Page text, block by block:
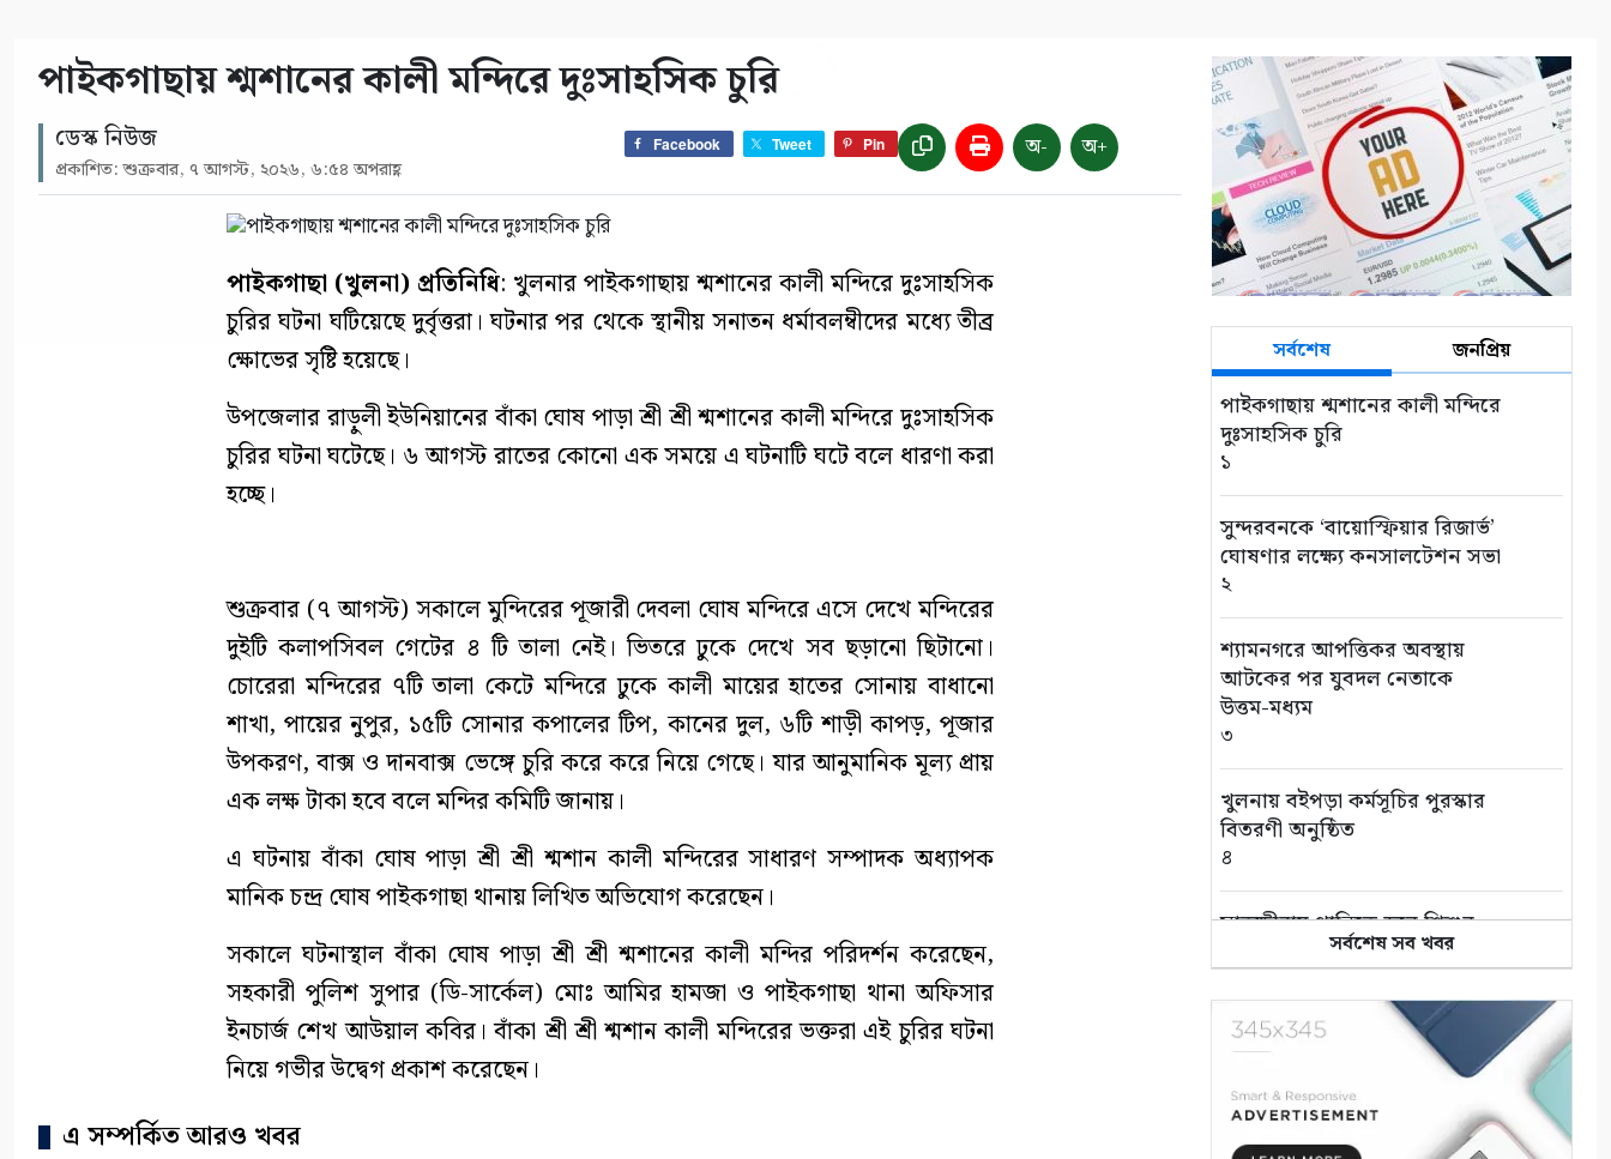
পাইকগাছায় শ্মশানের কালী মন্দিরে দুঃসাহসিক চুরি
ডেস্ক নিউজ
প্রকাশিত: শুক্রবার, ৭ আগস্ট, ২০২৬, ৬:৫৪ অপরাহ্ণ
Facebook Tweet Pin অ- অ+
পাইকগাছা (খুলনা) প্রতিনিধি: খুলনার পাইকগাছায় শ্মশানের কালী মন্দিরে দুঃসাহসিক
চুরির ঘটনা ঘটিয়েছে দুর্বৃত্তরা। ঘটনার পর থেকে স্থানীয় সনাতন ধর্মাবলম্বীদের মধ্যে তীব্র
ক্ষোভের সৃষ্টি হয়েছে।
উপজেলার রাড়ুলী ইউনিয়ানের বাঁকা ঘোষ পাড়া শ্রী শ্রী শ্মশানের কালী মন্দিরে দুঃসাহসিক
চুরির ঘটনা ঘটেছে। ৬ আগস্ট রাতের কোনো এক সময়ে এ ঘটনাটি ঘটে বলে ধারণা করা
হচ্ছে।
শুক্রবার (৭ আগস্ট) সকালে মুন্দিরের পূজারী দেবলা ঘোষ মন্দিরে এসে দেখে মন্দিরের
দুইটি কলাপসিবল গেটের ৪ টি তালা নেই। ভিতরে ঢুকে দেখে সব ছড়ানো ছিটানো।
চোরেরা মন্দিরের ৭টি তালা কেটে মন্দিরে ঢুকে কালী মায়ের হাতের সোনায় বাধানো
শাখা, পায়ের নুপুর, ১৫টি সোনার কপালের টিপ, কানের দুল, ৬টি শাড়ী কাপড়, পূজার
উপকরণ, বাক্স ও দানবাক্স ভেঙ্গে চুরি করে করে নিয়ে গেছে। যার আনুমানিক মূল্য প্রায়
এক লক্ষ টাকা হবে বলে মন্দির কমিটি জানায়।
এ ঘটনায় বাঁকা ঘোষ পাড়া শ্রী শ্রী শ্মশান কালী মন্দিরের সাধারণ সম্পাদক অধ্যাপক
মানিক চন্দ্র ঘোষ পাইকগাছা থানায় লিখিত অভিযোগ করেছেন।
সকালে ঘটনাস্থাল বাঁকা ঘোষ পাড়া শ্রী শ্রী শ্মশানের কালী মন্দির পরিদর্শন করেছেন,
সহকারী পুলিশ সুপার (ডি-সার্কেল) মোঃ আমির হামজা ও পাইকগাছা থানা অফিসার
ইনচার্জ শেখ আউয়াল কবির। বাঁকা শ্রী শ্রী শ্মশান কালী মন্দিরের ভক্তরা এই চুরির ঘটনা
নিয়ে গভীর উদ্বেগ প্রকাশ করেছেন।
এ সম্পর্কিত আরও খবর
সর্বশেষ জনপ্রিয়
পাইকগাছায় শ্মশানের কালী মন্দিরে
দুঃসাহসিক চুরি
১
সুন্দরবনকে ‘বায়োস্ফিয়ার রিজার্ভ’
ঘোষণার লক্ষ্যে কনসালটেশন সভা
২
শ্যামনগরে আপত্তিকর অবস্থায়
আটকের পর যুবদল নেতাকে
উত্তম-মধ্যম
৩
খুলনায় বইপড়া কর্মসূচির পুরস্কার
বিতরণী অনুষ্ঠিত
৪
সাতক্ষীরায় পানিতে ডুবে শিশুর
মৃত্যু বেড়েই চলেছে
৫
প্রযুক্তি, সাংবাদিকতা এবং একটি
৬
সর্বশেষ সব খবর